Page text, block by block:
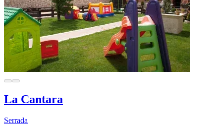
La Cantara
Serrada